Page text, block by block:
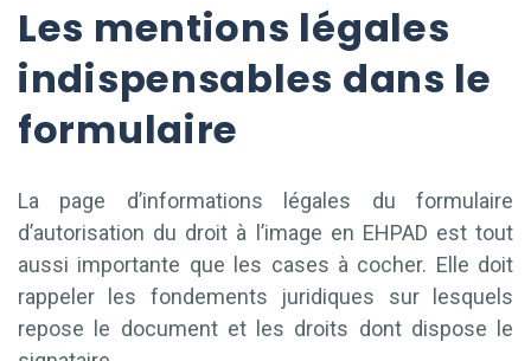
Les mentions légales
indispensables dans le
formulaire
La page d’informations légales du formulaire
d’autorisation du droit à l’image en EHPAD est tout
aussi importante que les cases à cocher. Elle doit
rappeler les fondements juridiques sur lesquels
repose le document et les droits dont dispose le